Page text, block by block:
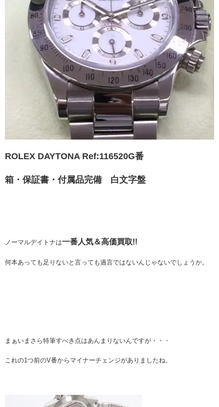
ROLEX DAYTONA Ref:116520G番
箱・保証書・付属品完備 白文字盤
ノーマルデイトナは一番人気＆高価買取!!
何本あっても足りないと言っても過言ではないんじゃないでしょうか。
まぁいまさら特筆すべき点はあんまりないんですが・・・
これの1つ前のV番からマイナーチェンジがありましたね。